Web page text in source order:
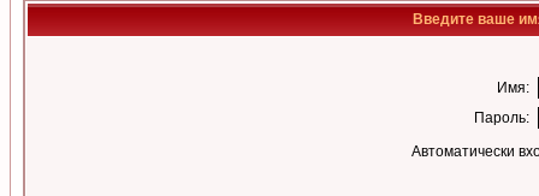
Введите ваше
Имя:
Пароль:
Автоматически